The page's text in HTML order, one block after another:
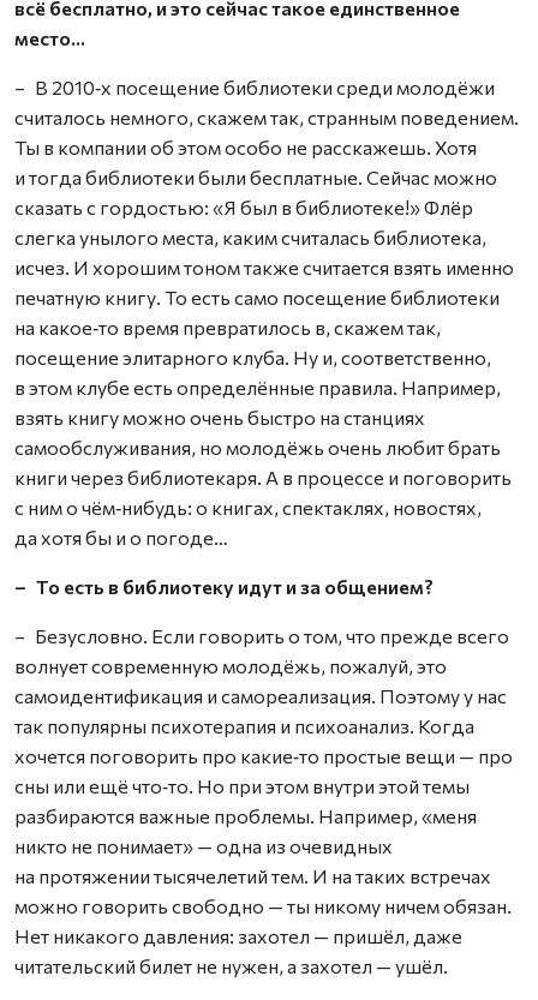
всё бесплатно, и это сейчас такое единственное
место…
– В 2010‑х посещение библиотеки среди молодёжи
считалось немного, скажем так, странным поведением.
Ты в компании об этом особо не расскажешь. Хотя
и тогда библиотеки были бесплатные. Сейчас можно
сказать с гордостью: «Я был в библиотеке!» Флёр
слегка унылого места, каким считалась библиотека,
исчез. И хорошим тоном также считается взять именно
печатную книгу. То есть само посещение библиотеки
на какое‑то время превратилось в, скажем так,
посещение элитарного клуба. Ну и, соответственно,
в этом клубе есть определённые правила. Например,
взять книгу можно очень быстро на станциях
самообслуживания, но молодёжь очень любит брать
книги через библиотекаря. А в процессе и поговорить
с ним о чём‑нибудь: о книгах, спектаклях, новостях,
да хотя бы и о погоде…
– То есть в библиотеку идут и за общением?
– Безусловно. Если говорить о том, что прежде всего
волнует современную молодёжь, пожалуй, это
самоидентификация и самореализация. Поэтому у нас
так популярны психотерапия и психоанализ. Когда
хочется поговорить про какие‑то простые вещи — про
сны или ещё что‑то. Но при этом внутри этой темы
разбираются важные проблемы. Например, «меня
никто не понимает» — одна из очевидных
на протяжении тысячелетий тем. И на таких встречах
можно говорить свободно — ты никому ничем обязан.
Нет никакого давления: захотел — пришёл, даже
читательский билет не нужен, а захотел — ушёл.